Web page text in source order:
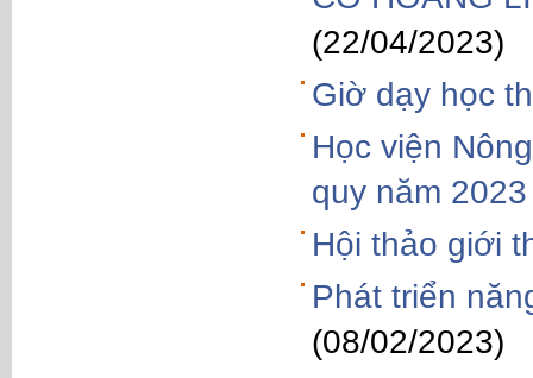
(22/04/2023)
Giờ dạy học
Học viện
quy năm 2023
Hội thảo giới
Phát triển
(08/02/2023)